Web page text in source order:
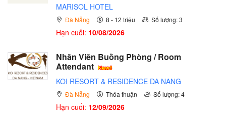
MARISOL HOTEL
Đà Nẵng 8 - 12 triệu Số lượng: 3
Hạn cuối: 10/08/2026
Nhân Viên Buồng Phòng / Room
Attendant
KOI RESORT & RESIDENCE DA NANG
Đà Nẵng Thỏa thuận Số lượng: 4
Hạn cuối: 12/09/2026